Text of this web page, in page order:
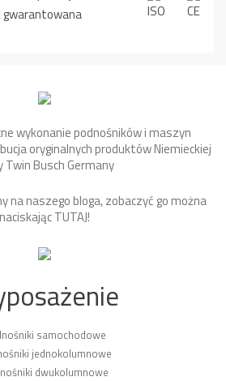
wykonanie podnośników i maszyn
oryginalnych produktów Niemieckiej
Twin Busch Germany
na naszego bloga, zobaczyć go można
naciskającTUTAJ!
samochodowe
jednokolumnowe
dwukolumnowe